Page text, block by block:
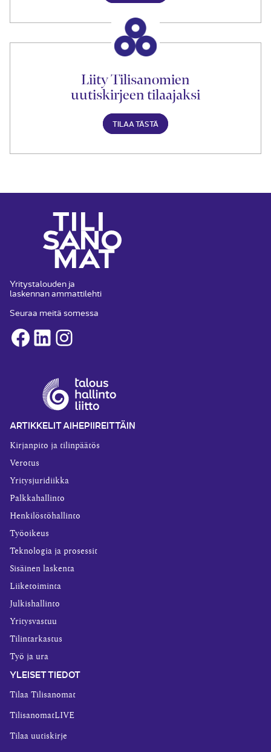
Liity Tilisanomien
uutiskirjeen tilaajaksi
TILAA TÄSTÄ
Yritystalouden ja
laskennan ammattilehti
Seuraa meitä somessa
Facebook
LinkedInInstagram
ARTIKKELIT AIHEPIIREITTÄIN
Kirjanpito ja tilinpäätös
Verotus
Yritysjuridiikka
Palkkahallinto
Henkilöstöhallinto
Työoikeus
Teknologia ja prosessit
Sisäinen laskenta
Liiketoiminta
Julkishallinto
Yritysvastuu
Tilintarkastus
Työ ja ura
YLEISET TIEDOT
Tilaa Tilisanomat
TilisanomatLIVE
Tilaa uutiskirje